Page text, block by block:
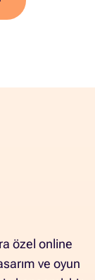
özel online
ve oyun